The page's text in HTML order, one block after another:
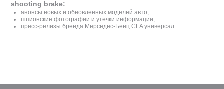
shooting brake:
анонсы новых и обновленных моделей авто;
шпионские фотографии и утечки информации;
пресс-релизы бренда Мерседес-Бенц CLA универсал.